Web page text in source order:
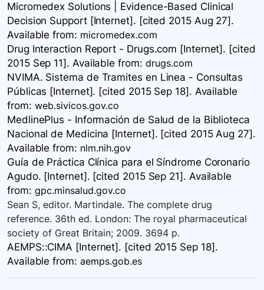
Micromedex Solutions | Evidence-Based Clinical
Decision Support [Internet]. [cited 2015 Aug 27].
Available from: micromedex.com
Drug Interaction Report - Drugs.com [Internet]. [cited
2015 Sep 11]. Available from: drugs.com
NVIMA. Sistema de Tramites en Linea - Consultas
Públicas [Internet]. [cited 2015 Sep 18]. Available
from: web.sivicos.gov.co
MedlinePlus - Información de Salud de la Biblioteca
Nacional de Medicina [Internet]. [cited 2015 Aug 27].
Available from: nlm.nih.gov
Guía de Práctica Clínica para el Síndrome Coronario
Agudo. [Internet]. [cited 2015 Sep 21]. Available
from: gpc.minsalud.gov.co
Sean S, editor. Martindale. The complete drug
reference. 36th ed. London: The royal pharmaceutical
society of Great Britain; 2009. 3694 p.
AEMPS::CIMA [Internet]. [cited 2015 Sep 18].
Available from: aemps.gob.es